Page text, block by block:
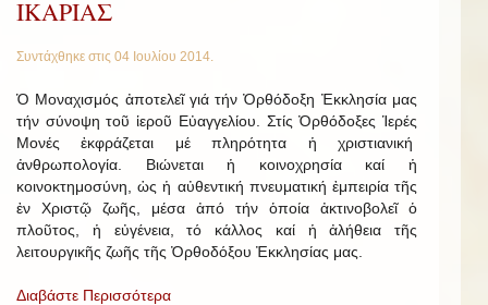
ΙΚΑΡΙΑΣ
Συντάχθηκε στις 04 Ιουλίου 2014
Ὁ Μοναχισμός ἀποτελεῖ γιά τήν Ὀρθόδοξη Ἐκκλησία μας
τήν σύνοψη τοῦ ἱεροῦ Εὐαγγελίου. Στίς Ὀρθόδοξες Ἱερές
Μονές ἐκφράζεται μέ πληρότητα ἡ χριστιανική
ἀνθρωπολογία. Βιώνεται ἡ κοινοχρησία καί ἡ
κοινοκτημοσύνη, ὡς ἡ αὐθεντική πνευματική ἐμπειρία τῆς
ἐν Χριστῷ ζωῆς, μέσα ἀπό τήν ὁποία ἀκτινοβολεῖ ὁ
πλοῦτος, ἡ εὐγένεια, τό κάλλος καί ἡ ἀλήθεια τῆς
λειτουργικῆς ζωῆς τῆς Ὀρθοδόξου Ἐκκλησίας μας.
Διαβάστε Περισσότερα